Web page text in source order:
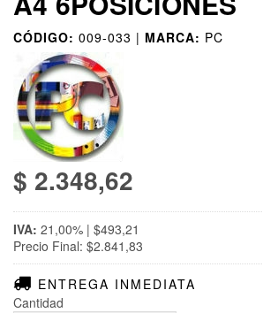
CÓDIGO: 009-033 | MARCA: PC
$ 2.348,62
IVA: 21,00% | $493,21
Precio Final: $2.841,83
ENTREGA INMEDIATA
Cantidad